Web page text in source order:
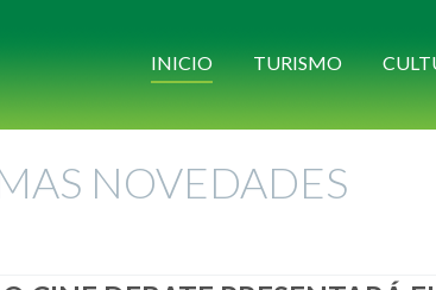
INICIO TURISMO
NOVEDADES